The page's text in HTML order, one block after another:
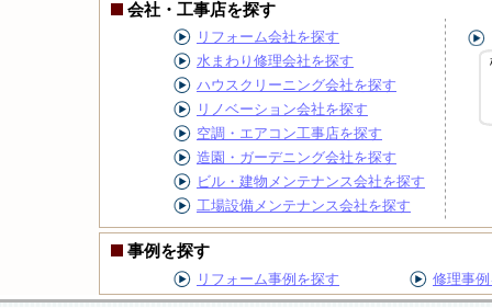
会社・工事店を探す
リフォーム会社を探す
水まわり修理会社を探す
ハウスクリーニング会社を探す
リノベーション会社を探す
空調・エアコン工事店を探す
造園・ガーデニング会社を探す
ビル・建物メンテナンス会社を探す
工場設備メンテナンス会社を探す
事例を探す
リフォーム事例を探す 修理事